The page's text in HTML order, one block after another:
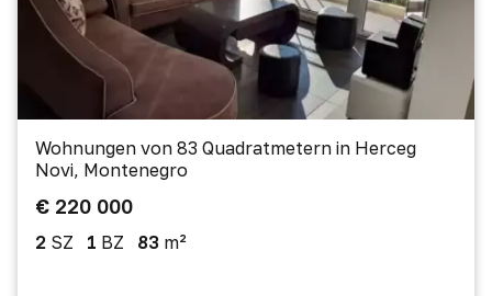
Wohnungen von 83 Quadratmetern in Herceg
Novi, Montenegro
€ 220 000
2 SZ 1 BZ 83 m²